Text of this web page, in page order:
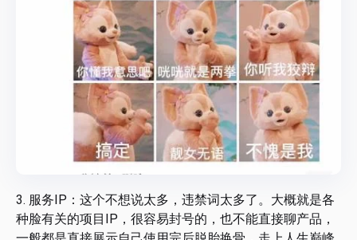
3. 服务IP：这个不想说太多，违禁词太多了。大概就是各
种脸有关的项目IP，很容易封号的，也不能直接聊产品，